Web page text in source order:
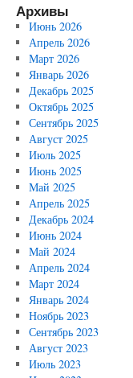
Архивы
Июнь 2026
Апрель 2026
Март 2026
Январь 2026
Декабрь 2025
Октябрь 2025
Сентябрь 2025
Август 2025
Июль 2025
Июнь 2025
Май 2025
Апрель 2025
Декабрь 2024
Июнь 2024
Май 2024
Апрель 2024
Март 2024
Январь 2024
Ноябрь 2023
Сентябрь 2023
Август 2023
Июль 2023